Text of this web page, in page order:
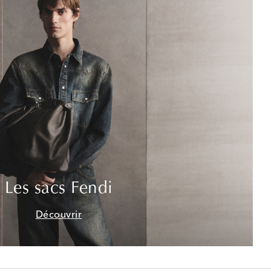
Les sacs Fendi
Découvrir